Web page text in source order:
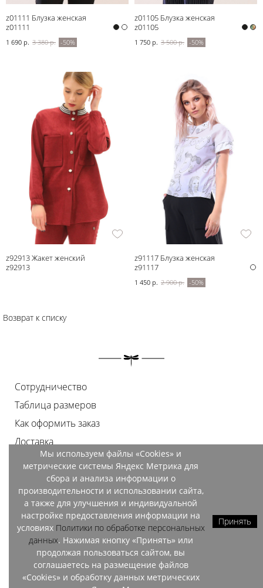
z01111 Блузка женская
z01111
1 690 р. 3 380 р. -50%
z01105 Блузка женская
z01105
1 750 р. 3 500 р. -50%
z92913 Жакет женский
z92913
z91117 Блузка женская
z91117
1 450 р. 2 900 р. -50%
Возврат к списку
Сотрудничество
Таблица размеров
Как оформить заказ
Доставка
Оплата
Возврат
Документы
Контакты
Магазины
OZO, 2026
Мы используем файлы «Cookies» и
метрические системы Яндекс Метрика для
сбора и анализа информации о
производительности и использовании сайта,
а также для улучшения и индивидуальной
настройке предоставления информации на
условиях Политики по обработке персональных
данных. Нажимая кнопку «Принять» или
продолжая пользоваться сайтом, вы
соглашаетесь на размещение файлов
«Cookies» и обработку данных метрических
Принять